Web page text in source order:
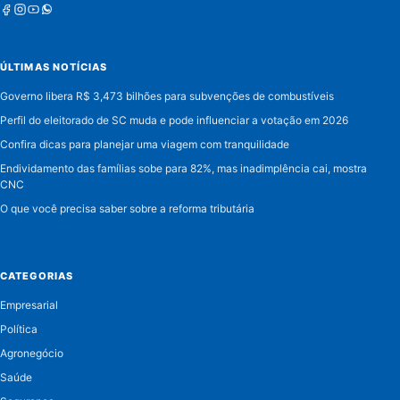
Facebook
Instagram
Youtube
Whatsapp
ÚLTIMAS NOTÍCIAS
Governo libera R$ 3,473 bilhões para subvenções de combustíveis
Perfil do eleitorado de SC muda e pode influenciar a votação em 2026
Confira dicas para planejar uma viagem com tranquilidade
Endividamento das famílias sobe para 82%, mas inadimplência cai, mostra
CNC
O que você precisa saber sobre a reforma tributária
CATEGORIAS
Empresarial
Política
Agronegócio
Saúde